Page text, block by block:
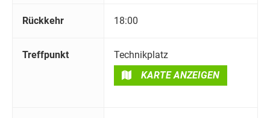
Rückkehr 18:00
Treffpunkt
Technikplatz
KARTE ANZEIGEN